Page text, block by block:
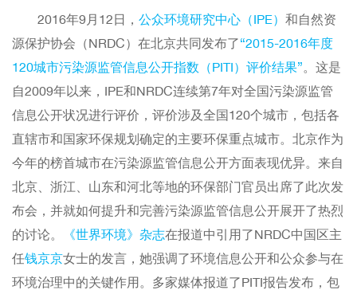
2016年9月12日， 公众环境研究中心（IPE） 和自然资
源保护协会（NRDC）在北京共同发布了“2015-2016年度
120城市污染源监管信息公开指数（PITI）评价结果”。这是
自2009年以来，IPE和NRDC连续第7年对全国污染源监管
信息公开状况进行评价，评价涉及全国120个城市，包括各
直辖市和国家环保规划确定的主要环保重点城市。北京作为
今年的榜首城市在污染源监管信息公开方面表现优异。来自
北京、浙江、山东和河北等地的环保部门官员出席了此次发
布会，并就如何提升和完善污染源监管信息公开展开了热烈
的讨论。
《世界环境》杂志在报道中引用了NRDC中国区主
任钱京京女士的发言，她强调了环境信息公开和公众参与在
环境治理中的关键作用。多家媒体报道了PITI报告发布，包